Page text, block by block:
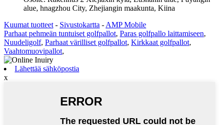
alue, hnagzhou City, Zhejiangin maakunta, Kiina
Kuumat tuotteet - Sivustokartta - AMP Mobile
Parhaat pehmeän tuntuiset golfpallot, Paras golfpallo laittamiseen,
Nuudeligolf, Parhaat värilliset golfpallot, Kirkkaat golfpallot,
Vaahtomuovipallot,
Lähettää sähköpostia
x